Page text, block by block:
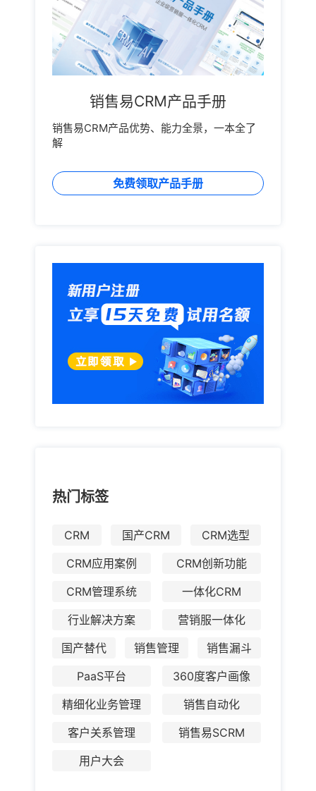
销售易CRM产品手册
销售易CRM产品优势、能力全景，一本全了
解
免费领取产品手册
热门标签
CRM 国产CRM
CRM选型
CRM应用案例
CRM创新功能
CRM管理系统
一体化CRM
行业解决方案
营销服一体化
国产替代
销售管理
销售漏斗
PaaS平台
360度客户画像
精细化业务管理
销售自动化
客户关系管理
销售易SCRM
用户大会